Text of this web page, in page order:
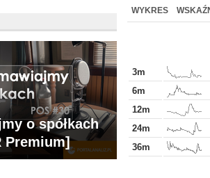
BR LAB
WYKRES
3m
6m
12m
24m
36m
o spółkach
Premium]